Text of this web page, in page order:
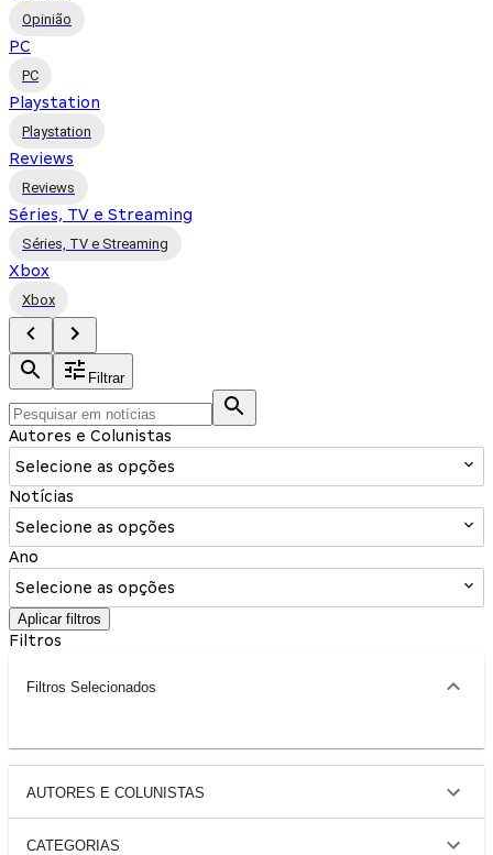
Opinião
PC
PC
Playstation
Playstation
Reviews
Reviews
Séries, TV e Streaming
Séries, TV e Streaming
Xbox
Xbox
Filtrar
Autores e Colunistas
Selecione as opções
Notícias
Selecione as opções
Ano
Selecione as opções
Aplicar filtros
Filtros
Filtros Selecionados
AUTORES E COLUNISTAS
CATEGORIAS